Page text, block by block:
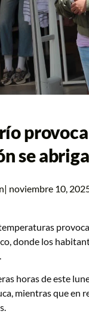
se
| noviembre 10,
donde los
horas de este
mientras que en